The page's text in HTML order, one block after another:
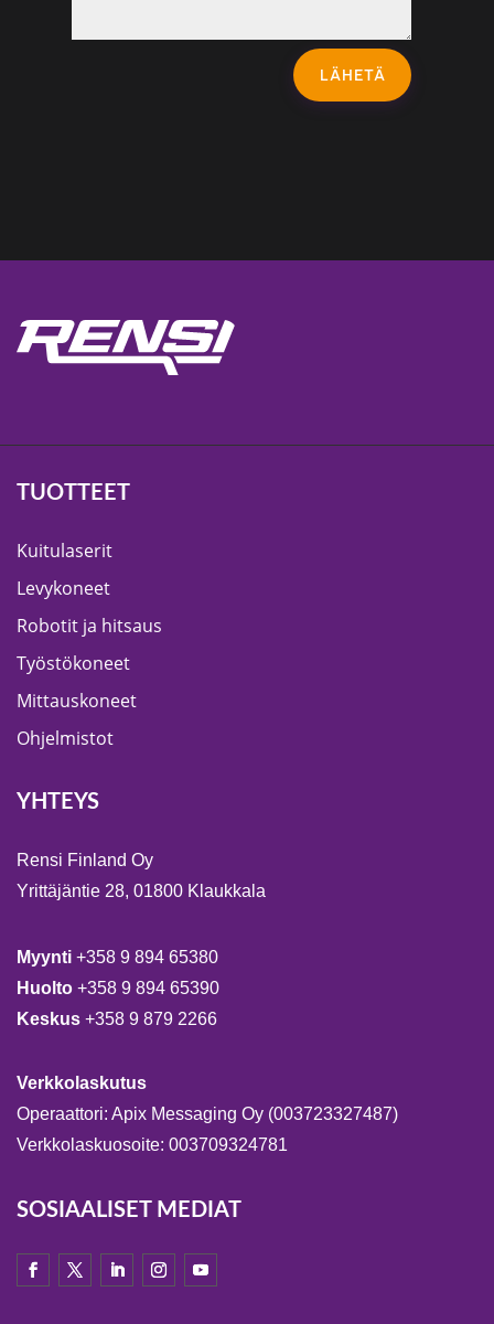
LÄHETÄ
TUOTTEET
Kuitulaserit
Levykoneet
Robotit ja hitsaus
Työstökoneet
Mittauskoneet
Ohjelmistot
YHTEYS
Rensi Finland Oy
Yrittäjäntie 28, 01800 Klaukkala
Myynti +358 9 894 65380
Huolto +358 9 894 65390
Keskus +358 9 879 2266
Verkkolaskutus
Operaattori: Apix Messaging Oy (003723327487)
Verkkolaskuosoite: 003709324781
SOSIAALISET MEDIAT